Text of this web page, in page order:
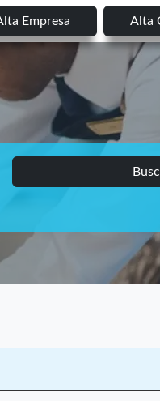
Empresa Alta